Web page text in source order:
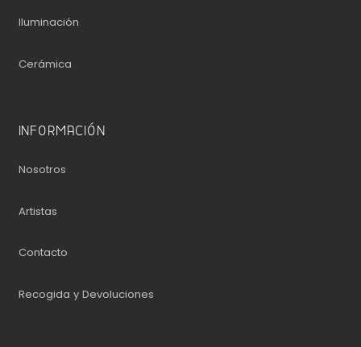
Iluminación
Cerámica
INFORMACIÓN
Nosotros
Artistas
Contacto
Recogida y Devoluciones